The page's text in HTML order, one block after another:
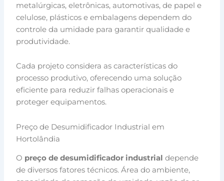
metalúrgicas, eletrônicas, automotivas, de papel e
celulose, plásticos e embalagens dependem do
controle da umidade para garantir qualidade e
produtividade.
Cada projeto considera as características do
processo produtivo, oferecendo uma solução
eficiente para reduzir falhas operacionais e
proteger equipamentos.
Preço de Desumidificador Industrial em
Hortolândia
O preço de desumidificador industrial depende
de diversos fatores técnicos. Área do ambiente,